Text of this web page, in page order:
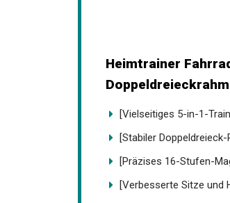
Heimtrainer
[Vielseitiges 5-in-1-
[Stabiler
[Präzises 16-Stufen-
[Verbesserte Sitze und